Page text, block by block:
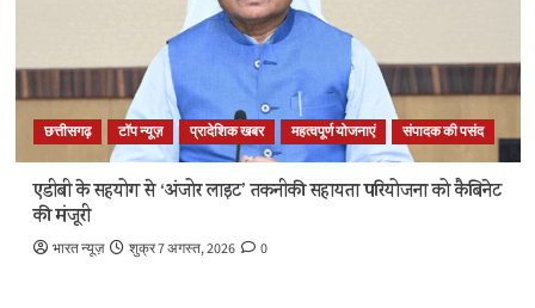
छत्तीसगढ़ टॉप न्यूज़ प्रादेशिक खबर महत्वपूर्ण योजनाएं संपादक की पसंद
एडीबी के सहयोग से ‘अंजोर लाइट’ तकनीकी सहायता परियोजना को कैबिनेट
की मंजूरी
भारत न्यूज़ शुक्र 7 अगस्त, 2026 0